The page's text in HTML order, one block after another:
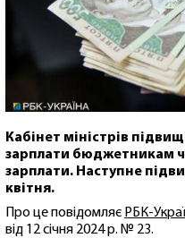
Кабінет міністрів
зарплати бюджетникам
зарплати. Наступне
квітня.
Про це повідомляє РБК-
від 12 січня 2024 р. № 23.